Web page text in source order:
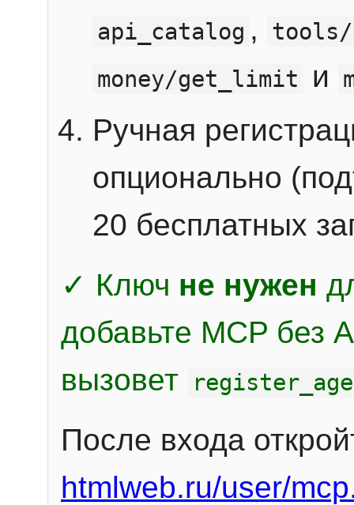
api_catalog ,
money/get_limit
и
Ручная
опционально
20 бесплатных
✓ Ключ не нужен
добавьте MCP без
вызовет
После входа
htmlweb.ru/user/